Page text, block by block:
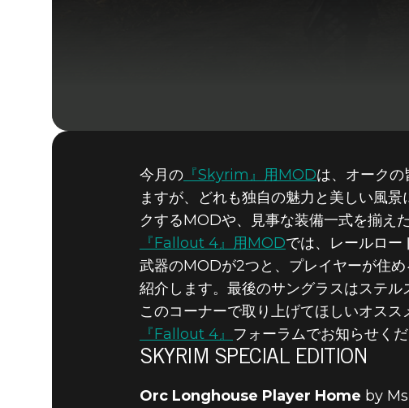
Fallout 4 2018年9月06日
今月の 『Skyrim』用MODは、オーク
ますが、どれも独自の魅力と美しい風
クするMODや、見事な装備一式を揃え
『Fallout 4』用MODでは、レールロー
武器のMODが2つと、プレイヤーが住
紹介します。最後のサングラスはステル
このコーナーで取り上げてほしいオス
『Fallout 4』 フォーラムでお知らせくだ
SKYRIM SPECIAL EDITION
Orc Longhouse Player Home by